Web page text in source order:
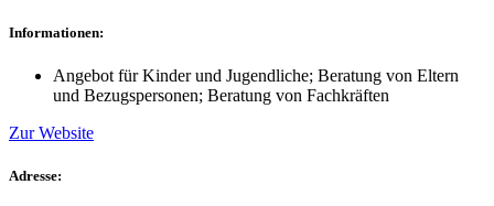
Informationen:
Angebot für Kinder und Jugendliche; Beratung von Eltern
und Bezugspersonen; Beratung von Fachkräften
Zur Website
Adresse: